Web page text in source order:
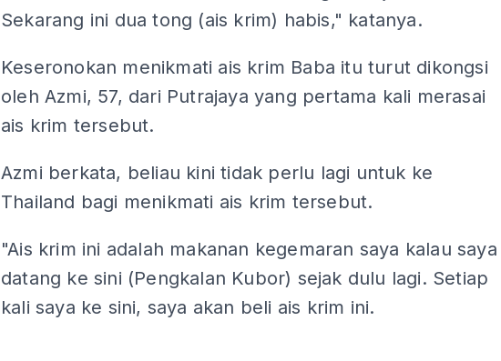
Sekarang ini dua tong (ais krim) habis," katanya.
Keseronokan menikmati ais krim Baba itu turut dikongsi
oleh Azmi, 57, dari Putrajaya yang pertama kali merasai
ais krim tersebut.
Azmi berkata, beliau kini tidak perlu lagi untuk ke
Thailand bagi menikmati ais krim tersebut.
"Ais krim ini adalah makanan kegemaran saya kalau saya
datang ke sini (Pengkalan Kubor) sejak dulu lagi. Setiap
kali saya ke sini, saya akan beli ais krim ini.